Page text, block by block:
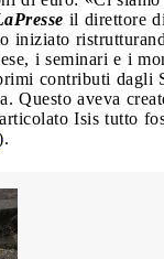
il direttore
iniziato
i seminari e i
contributi dagli
Questo aveva
Isis tutto